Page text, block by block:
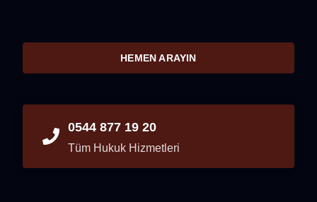
HEMEN ARAYIN
0544 877 19 20
Tüm Hukuk Hizmetleri